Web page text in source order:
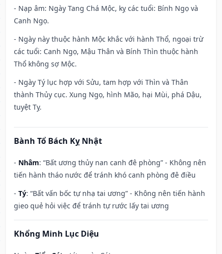
- Nạp âm: Ngày Tang Chá Mộc, kỵ các tuổi: Bính Ngọ và
Canh Ngọ.
- Ngày này thuộc hành Mộc khắc với hành Thổ, ngoại trừ
các tuổi: Canh Ngọ, Mậu Thân và Bính Thìn thuộc hành
Thổ không sợ Mộc.
- Ngày Tý lục hợp với Sửu, tam hợp với Thìn và Thân
thành Thủy cục. Xung Ngọ, hình Mão, hại Mùi, phá Dậu,
tuyệt Tỵ.
Bành Tổ Bách Kỵ Nhật
- Nhâm: “Bất ương thủy nan canh đê phòng” - Không nên
tiến hành tháo nước để tránh khó canh phòng đê điều
- Tý: “Bất vấn bốc tự nhạ tai ương” - Không nên tiến hành
gieo quẻ hỏi việc để tránh tự rước lấy tai ương
Khổng Minh Lục Diệu